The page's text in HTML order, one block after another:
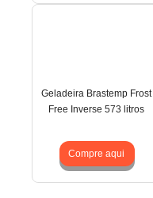
Geladeira Brastemp Frost
Free Inverse 573 litros
Compre aqui